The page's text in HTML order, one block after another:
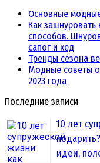
Основные
Как зашнуровать
способов.
сапог и кед
Тренды сезона
Модные советы
2023 года
Последние записи
10 лет
идеи,